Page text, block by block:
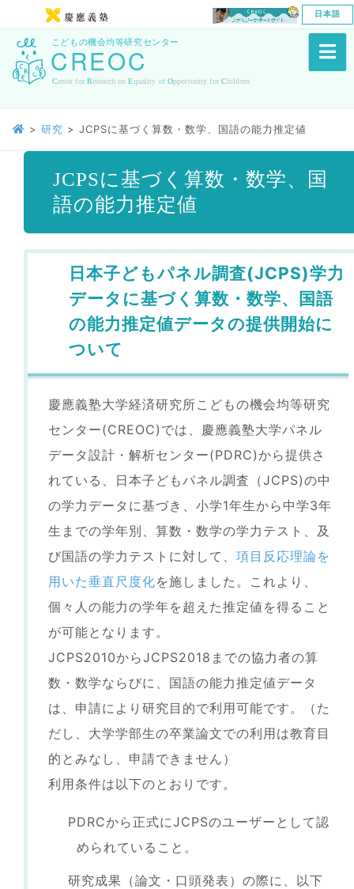
日本語
> 研究 > JCPSに基づく算数・数学、国語の能力推定値
JCPSに基づく算数・数学、国
語の能力推定値
日本子どもパネル調査(JCPS)学力
データに基づく算数・数学、国語
の能力推定値データの提供開始に
ついて
慶應義塾大学経済研究所こどもの機会均等研究
センター(CREOC)では、慶應義塾大学パネル
データ設計・解析センター(PDRC)から提供さ
れている、日本子どもパネル調査（JCPS)の中
の学力データに基づき、小学1年生から中学3年
生までの学年別、算数・数学の学力テスト、及
び国語の学力テストに対して、 項目反応理論を
用いた垂直尺度化を施しました。これより、
個々人の能力の学年を超えた推定値を得ること
が可能となります。
JCPS2010からJCPS2018までの協力者の算
数・数学ならびに、国語の能力推定値データ
は、申請により研究目的で利用可能です。（た
だし、大学学部生の卒業論文での利用は教育目
的とみなし、申請できません）
利用条件は以下のとおりです。
PDRCから正式にJCPSのユーザーとして認
められていること。
研究成果（論文・口頭発表）の際に、以下